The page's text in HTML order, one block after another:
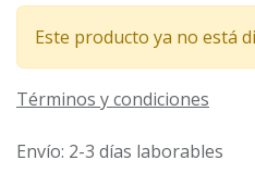
Este producto ya no está
Términos y condiciones
Envío: 2-3 días laborables